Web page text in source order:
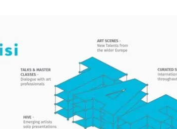
Самые популярные имена и
распространённые фамилии
Грузии
02.08.2026
Сеть OnePrice полностью
рынка и прекратила свою
деятельность в Грузии, на её
место пришла “Ambari”
01.08.2026